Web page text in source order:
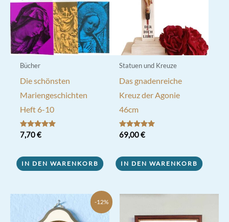
Bücher
Die schönsten
Mariengeschichten
Heft 6-10
Bewertet mit
5.00
7,70€
IN DEN WARENKORB
Statuen und Kreuze
Das gnadenreiche
Kreuz der Agonie
46cm
Bewertet mit
5.00
69,00€
IN DEN WARENKORB
-12%